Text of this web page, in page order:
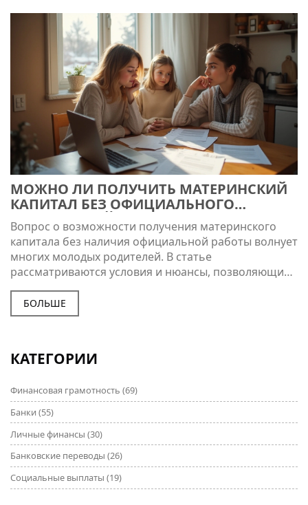
МОЖНО ЛИ ПОЛУЧИТЬ МАТЕРИНСКИЙ
КАПИТАЛ БЕЗ ОФИЦИАЛЬНОГО
ТРУДОУСТРОЙСТВА
Вопрос о возможности получения материнского
капитала без наличия официальной работы волнует
многих молодых родителей. В статье
рассматриваются условия и нюансы, позволяющие
безработным родителям воспользоваться
государственной поддержкой. Разбираются
возможные варианты оформления пособий,
уже воспользовались материнским капиталом, не
помочь многим семьям улучшить материальное
положение и планы на будущее.
БОЛЬШЕ
КАТЕГОРИИ
Финансовая грамотность (69)
Банки (55)
Личные финансы (30)
Банковские переводы (26)
Социальные выплаты (19)